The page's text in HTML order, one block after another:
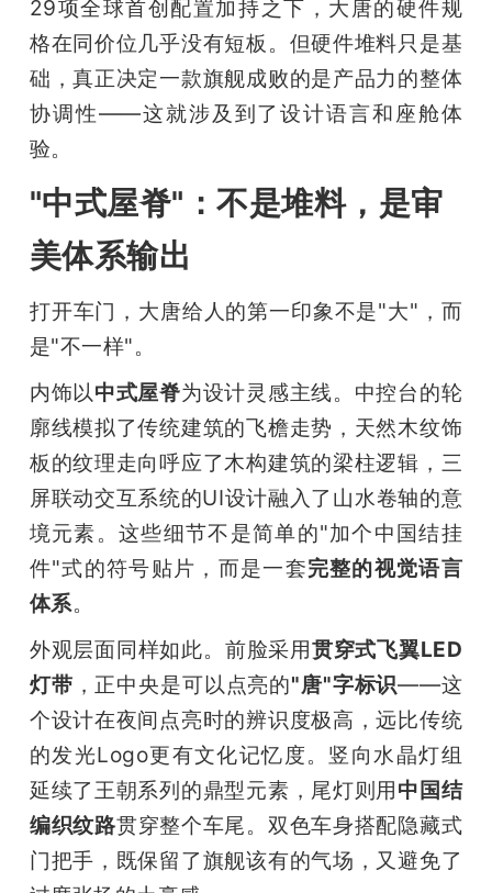
29项全球首创配置加持之下，大唐的硬件规
格在同价位几乎没有短板。但硬件堆料只是基
础，真正决定一款旗舰成败的是产品力的整体
协调性——这就涉及到了设计语言和座舱体
验。
"中式屋脊"：不是堆料，是审
美体系输出
打开车门，大唐给人的第一印象不是"大"，而
是"不一样"。
内饰以中式屋脊为设计灵感主线。中控台的轮
廓线模拟了传统建筑的飞檐走势，天然木纹饰
板的纹理走向呼应了木构建筑的梁柱逻辑，三
屏联动交互系统的UI设计融入了山水卷轴的意
境元素。这些细节不是简单的"加个中国结挂
件"式的符号贴片，而是一套完整的视觉语言
体系。
外观层面同样如此。前脸采用贯穿式飞翼LED
灯带 ，正中央是可以点亮的"唐"字标识——这
个设计在夜间点亮时的辨识度极高，远比传统
的发光Logo更有文化记忆度。竖向水晶灯组
延续了王朝系列的鼎型元素，尾灯则用中国结
编织纹路贯穿整个车尾。双色车身搭配隐藏式
门把手，既保留了旗舰该有的气场，又避免了